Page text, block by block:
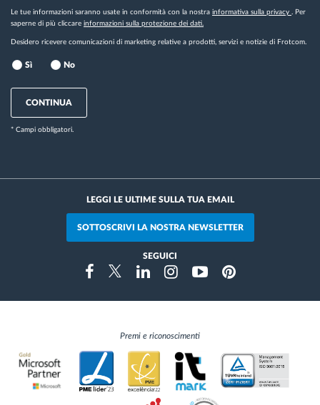
Le tue informazioni saranno usate in conformità con la nostra informativa sulla privacy
. Per
saperne di più cliccare informazioni sulla protezione dei dati.
Desidero ricevere comunicazioni di marketing relative a prodotti, servizi e notizie di Frotcom.
Sì No
CONTINUA
* Campi obbligatori.
LEGGI LE ULTIME SULLA TUA EMAIL
SOTTOSCRIVI LA NOSTRA NEWSLETTER
SEGUICI
FacebookTwitterLinkedinInstragramYoutubePinterest
Premi e riconoscimenti